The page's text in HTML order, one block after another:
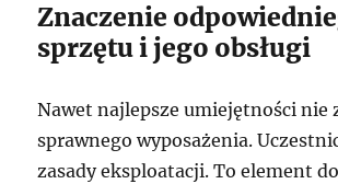
Znaczenie
sprzętu i jego obsługi
Nawet najlepsze umiejętności nie
sprawnego wyposażenia.
zasady eksploatacji. To element